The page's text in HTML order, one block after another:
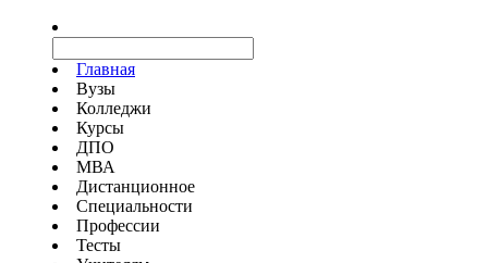
Главная
Вузы
Колледжи
Курсы
ДПО
МВА
Дистанционное
Специальности
Профессии
Тесты